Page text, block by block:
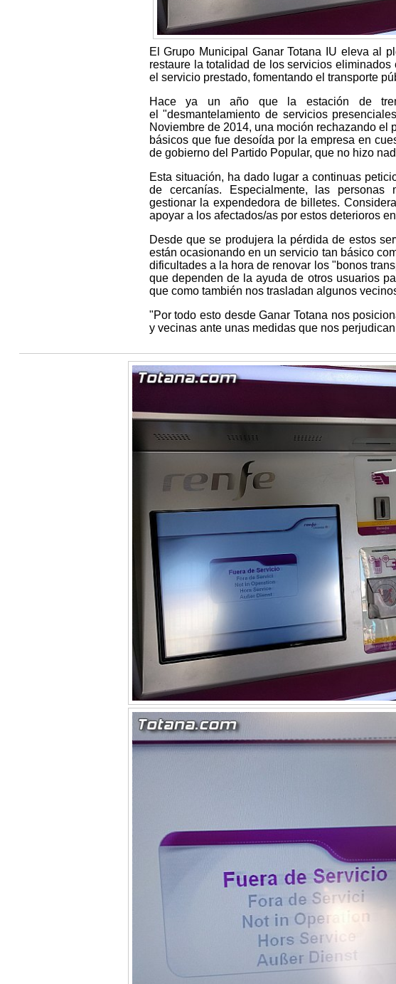
El Grupo Municipal Ganar Totana IU eleva al
restaure la totalidad de los servicios
el servicio prestado, fomentando el transporte
Hace ya un año que la estación de
el "desmantelamiento de servicios
Noviembre de 2014, una moción rechazando
básicos que fue desoída por la empresa en
de gobierno del Partido Popular, que no hizo
Esta situación, ha dado lugar a continuas
de cercanías. Especialmente, las personas
gestionar la expendedora de billetes.
apoyar a los afectados/as por estos deterioros
Desde que se produjera la pérdida de estos
están ocasionando en un servicio tan básico
dificultades a la hora de renovar los "bonos
que dependen de la ayuda de otros usuarios
que como también nos trasladan algunos
"Por todo esto desde Ganar Totana nos
y vecinas ante unas medidas que nos